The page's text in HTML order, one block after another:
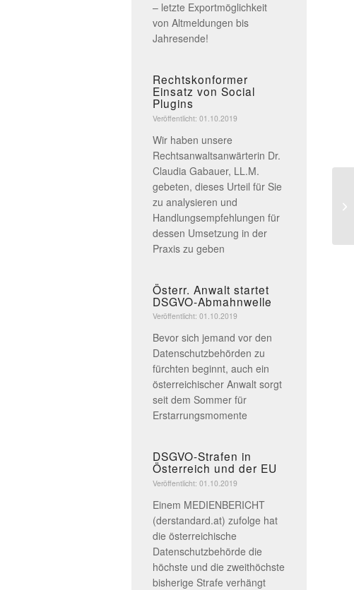
– letzte Exportmöglichkeit
von Altmeldungen bis
Jahresende!
Rechtskonformer
Einsatz von Social
Plugins
Veröffentlicht: 01.10.2019
Wir haben unsere
Rechtsanwaltsanwärterin Dr.
Claudia Gabauer, LL.M.
gebeten, dieses Urteil für Sie
zu analysieren und
Handlungsempfehlungen für
dessen Umsetzung in der
Praxis zu geben
Österr. Anwalt startet
DSGVO-Abmahnwelle
Veröffentlicht: 01.10.2019
Bevor sich jemand vor den
Datenschutzbehörden zu
fürchten beginnt, auch ein
österreichischer Anwalt sorgt
seit dem Sommer für
Erstarrungsmomente
DSGVO-Strafen in
Österreich und der EU
Veröffentlicht: 01.10.2019
Einem MEDIENBERICHT
(derstandard.at) zufolge hat
die österreichische
Datenschutzbehörde die
höchste und die zweithöchste
bisherige Strafe verhängt